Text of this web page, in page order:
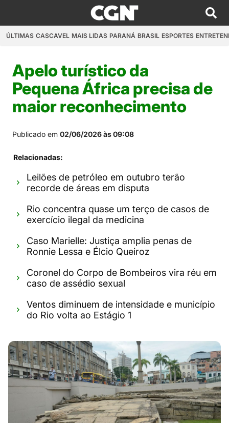
ÚLTIMAS CASCAVEL MAIS LIDAS PARANÁ BRASIL ESPORTES
Apelo turístico da
Pequena África precisa de
maior reconhecimento
Publicado em 02/06/2026 às 09:08
Relacionadas:
Leilões de petróleo em outubro terão
recorde de áreas em disputa
Rio concentra quase um terço de casos de
exercício ilegal da medicina
Caso Marielle: Justiça amplia penas de
Ronnie Lessa e Élcio Queiroz
Coronel do Corpo de Bombeiros vira réu em
caso de assédio sexual
Ventos diminuem de intensidade e município
do Rio volta ao Estágio 1